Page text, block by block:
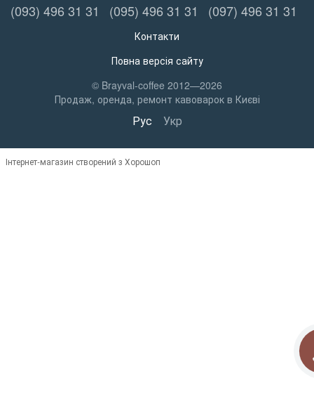
(093) 496 31 31 (095) 496 31 31 (097) 496 31 31
Контакти
Повна версія сайту
© Brayval-coffee 2012—2026
Продаж, оренда, ремонт кавоварок в Києві
Рус Укр
Інтернет-магазин створений з Хорошоп